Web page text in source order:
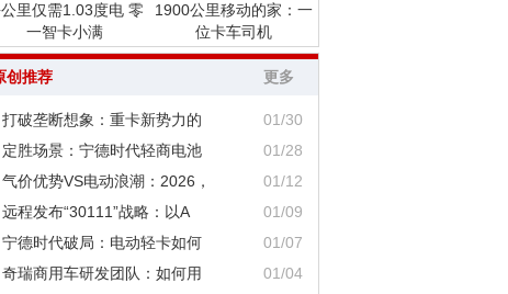
里仅需1.03度电 零
一智卡小满
1900公里移动的家：一
位卡车司机
创推荐 更多
打破垄断想象：重卡新势力的
01/30
定胜场景：宁德时代轻商电池
01/28
气价优势VS电动浪潮：2026，
01/12
远程发布“30111”战略：以A
01/09
宁德时代破局：电动轻卡如何
01/07
奇瑞商用车研发团队：如何用
01/04